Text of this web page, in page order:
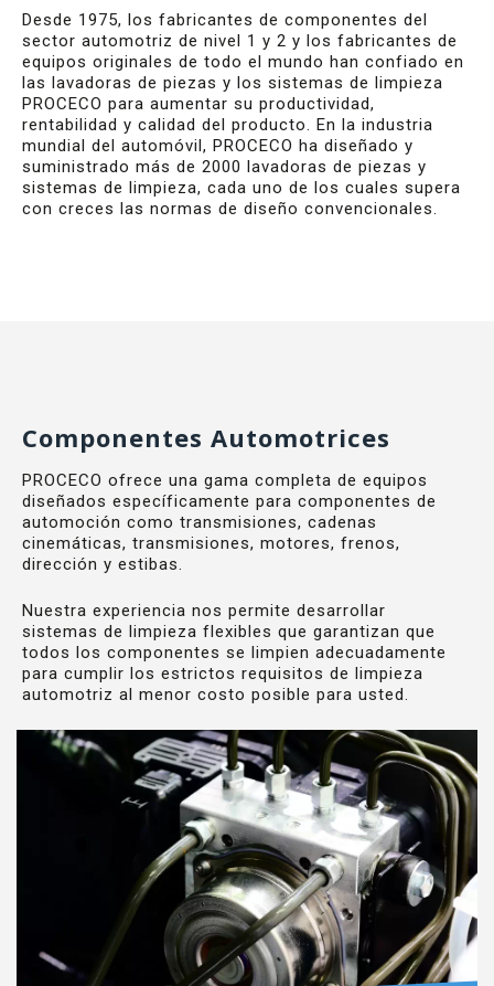
Desde 1975, los fabricantes de componentes del
sector automotriz de nivel 1 y 2 y los fabricantes de
equipos originales de todo el mundo han confiado en
las lavadoras de piezas y los sistemas de limpieza
PROCECO para aumentar su productividad,
rentabilidad y calidad del producto. En la industria
mundial del automóvil, PROCECO ha diseñado y
suministrado más de 2000 lavadoras de piezas y
sistemas de limpieza, cada uno de los cuales supera
con creces las normas de diseño convencionales.
Componentes Automotrices
PROCECO ofrece una gama completa de equipos
diseñados específicamente para componentes de
automoción como transmisiones, cadenas
cinemáticas, transmisiones, motores, frenos,
dirección y estibas.
Nuestra experiencia nos permite desarrollar
sistemas de limpieza flexibles que garantizan que
todos los componentes se limpien adecuadamente
para cumplir los estrictos requisitos de limpieza
automotriz al menor costo posible para usted.